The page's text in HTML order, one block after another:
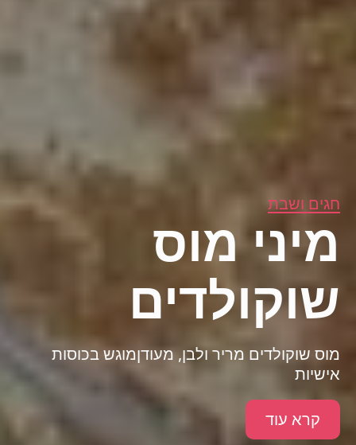
חגים ושבת
מיני מוס
שוקולדים
מוס שוקולדים מריר ולבן, מעודןמוגש בכוסות
אישיות
קרא עוד